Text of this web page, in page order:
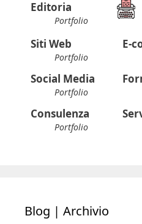
Editoria
Portfolio
Siti Web
Portfolio
E-
Social Media
Portfolio
Consulenza
Portfolio
Blog | Archivio